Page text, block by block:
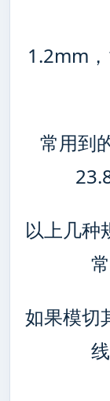
1.2mm
常用到
以上几种
如果模切